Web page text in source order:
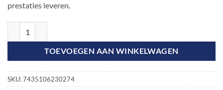
prestaties leveren.
TOEVOEGEN AAN WINKELWAGEN
SKU:7435106230274